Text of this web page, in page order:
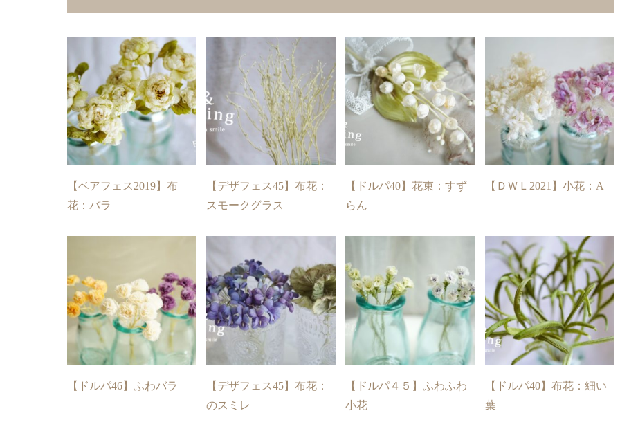
【ベアフェス2019】布
花：バラ
【デザフェス45】布花：
スモークグラス
【ドルパ40】花束：すず
らん
【ＤＷＬ2021】小花：A
【ドルパ46】ふわバラ
【デザフェス45】布花：
のスミレ
【ドルパ４５】ふわふわ
小花
【ドルパ40】布花：細い
葉